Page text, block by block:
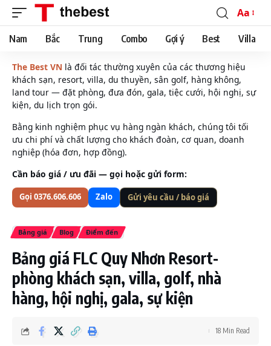
Font
Resizer
Aa
Nam Bắc Trung Combo Gợi ý Best Villa
The Best VN là đối tác thường xuyên của các thương hiệu
khách sạn, resort, villa, du thuyền, sân golf, hàng không,
land tour — đặt phòng, đưa đón, gala, tiệc cưới, hội nghị, sự
kiện, du lịch trọn gói.
Bằng kinh nghiệm phục vụ hàng ngàn khách, chúng tôi tối
ưu chi phí và chất lượng cho khách đoàn, cơ quan, doanh
nghiệp (hóa đơn, hợp đồng).
Cần báo giá / ưu đãi — gọi hoặc gửi form:
Gọi 0376.606.606 Zalo Gửi yêu cầu / báo giá
Bảng giá Blog Điểm đến
Bảng giá FLC Quy Nhơn Resort-
phòng khách sạn, villa, golf, nhà
hàng, hội nghị, gala, sự kiện
18 Min Read